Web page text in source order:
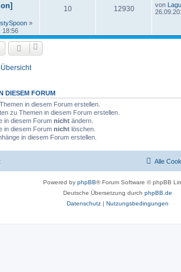
»
18:56
10 12930 von
DIESEM FORUM
in diesem Forum erstellen.
zu Themen in diesem Forum erstellen.
in diesem Forum nicht ändern.
in diesem Forum nicht löschen.
in diesem Forum erstellen.
Alle
Powered by phpBB® Forum Software © phpBB
Deutsche Übersetzung durch phpBB.de
Datenschutz | Nutzungsbedingungen